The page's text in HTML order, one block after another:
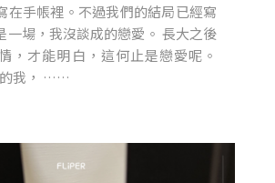
在手帳裡。不過我們的結局已經寫
一場，我沒談成的戀愛。 長大之後
，才能明白，這何止是戀愛呢。
的我， ……